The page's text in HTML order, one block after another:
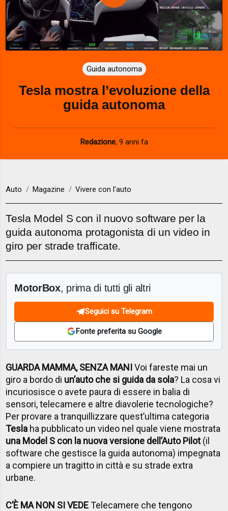
P
a
y
V
d
e
o
Guida autonoma
Tesla mostra l’evoluzione della
guida autonoma
Redazione, 9 anni fa
Auto Magazine Vivere con l'auto
Tesla Model S con il nuovo software per la
guida autonoma protagonista di un video in
giro per strade trafficate.
MotorBox, prima di tutti gli altri
Seguici su Telegram
Fonte preferita su Google
GUARDA MAMMA, SENZA MANI Voi fareste mai un
giro a bordo di un’auto che si guida da sola? La cosa vi
incuriosisce o avete paura di essere in balia di
sensori, telecamere e altre diavolerie tecnologiche?
Per provare a tranquillizzare quest’ultima categoria
Tesla ha pubblicato un video nel quale viene mostrata
una Model S con la nuova versione dell’Auto Pilot(il
software che gestisce la guida autonoma) impegnata
a compiere un tragitto in città e su strade extra
urbane.
C’È MA NON SI VEDETelecamere che tengono